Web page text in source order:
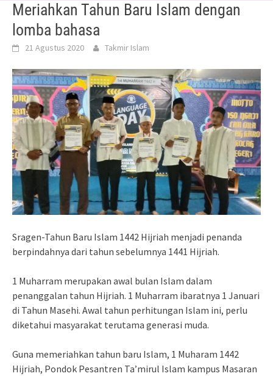
Meriahkan Tahun Baru Islam dengan
lomba bahasa
21 Agustus 2020 Takmir Islam
Sragen-Tahun Baru Islam 1442 Hijriah menjadi penanda
berpindahnya dari tahun sebelumnya 1441 Hijriah.
1 Muharram merupakan awal bulan Islam dalam
penanggalan tahun Hijriah. 1 Muharram ibaratnya 1 Januari
di Tahun Masehi. Awal tahun perhitungan Islam ini, perlu
diketahui masyarakat terutama generasi muda.
Guna memeriahkan tahun baru Islam, 1 Muharam 1442
Hijriah, Pondok Pesantren Ta’mirul Islam kampus Masaran